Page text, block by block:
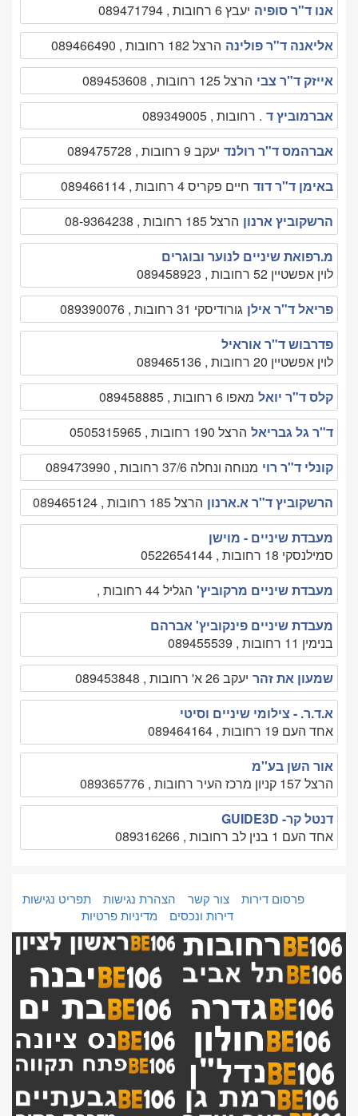
אנו ד"ר סופיה יעבץ 6 רחובות , 089471794
אליאנה ד"ר פולינה הרצל 182 רחובות , 089466490
אייזק ד"ר צבי הרצל 125 רחובות , 089453608
אברמוביץ ד . רחובות , 089349005
אברהמס ד"ר רולנד יעקב 9 רחובות , 089475728
באימן ד"ר דוד חיים פקריס 4 רחובות , 089466114
הרשקוביץ ארנון הרצל 185 רחובות , 08-9364238
מ.רפואת שיניים לנוער ובוגרים
לוין אפשטיין 52 רחובות , 089458923
פריאל ד"ר אילן גורודיסקי 31 רחובות , 089390076
פדרבוש ד"ר אוראיל
לוין אפשטיין 20 רחובות , 089465136
קלס ד"ר יואל מאפו 6 רחובות , 089458885
ד"ר גל גבריאל הרצל 190 רחובות , 0505315965
קונלי ד"ר רוי מנוחה ונחלה 37/6 רחובות , 089473990
הרשקוביץ ד"ר א.ארנון הרצל 185 רחובות , 089465124
מעבדת שיניים - מוישן
סמילנסקי 18 רחובות , 0522654144
מעבדת שיניים מרקוביץ' הגליל 44 רחובות ,
מעבדת שיניים פינקוביץ' אברהם
בנימין 11 רחובות , 089455539
שמעון את זהר יעקב 26 א' רחובות , 089453848
א.ד.ר. - צילומי שיניים וסיטי
אחד העם 19 רחובות , 089464164
אור השן בע''מ
הרצל 157 קניון מרכז העיר רחובות , 089365776
דנטל קר- GUIDE3D
אחד העם 1 בנין לב רחובות , 089316266
פרסום דירות צור קשר הצהרת נגישות
תפריט נגישות
דירות ונכסים
מדיניות פרטיות